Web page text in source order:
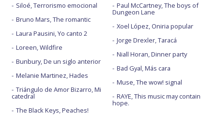
Siloé, Terrorismo emocional
Bruno Mars, The romantic
Laura Pausini, Yo canto 2
Loreen, Wildfire
Bunbury, De un siglo anterior
Melanie Martinez, Hades
Triángulo de Amor Bizarro, Mi
catedral
The Black Keys, Peaches!
Paul McCartney, The boys of
Dungeon Lane
Xoel López, Oniria popular
Jorge Drexler, Taracá
Niall Horan, Dinner party
Bad Gyal, Más cara
Muse, The wow! signal
RAYE, This music may contain
hope.